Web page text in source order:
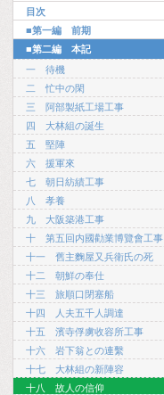
目次
■第一編 前期
■第二編 本記
一 待機
二 忙中の閑
三 阿部製紙工場工事
四 大林組の誕生
五 堅陣
六 援軍來
七 朝日紡績工事
八 孝養
九 大阪築港工事
十 第五回内國勸業博覽會工事
十一 舊主麴屋又兵衛氏の死
十二 朝鮮の奉仕
十三 旅順口閉塞船
十四 人夫五千人調達
十五 濱寺俘虜收容所工事
十六 岩下翁との連繫
十七 大林組の新陣容
十八 故人の信仰